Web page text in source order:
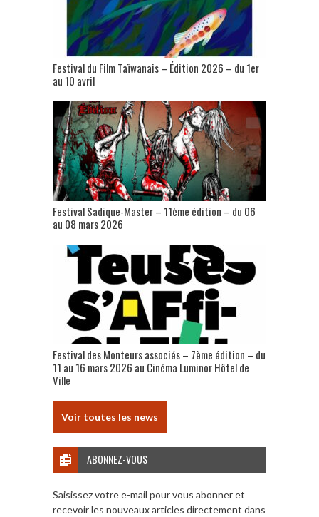
Festival du Film Taïwanais – Édition 2026 – du 1er
au 10 avril
Festival Sadique-Master – 11ème édition – du 06
au 08 mars 2026
Festival des Monteurs associés – 7ème édition – du
11 au 16 mars 2026 au Cinéma Luminor Hôtel de
Ville
Voir toutes les news
ABONNEZ-VOUS
Saisissez votre e-mail pour vous abonner et
recevoir les nouveaux articles directement dans